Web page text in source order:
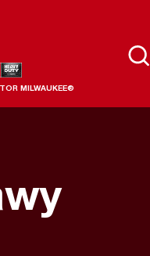
MILWAUKEE®